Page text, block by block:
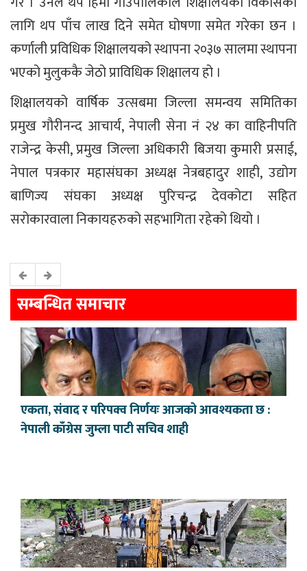
लागि थप पाँच लाख दिने समेत घोषणा समेत गरेका छन ।
कर्णाली प्रविधिक शिक्षालयको स्थापना २०३७ सालमा स्थापना
भएको मुलुककै जेठो प्राविधिक शिक्षालय हो ।
शिक्षालयको वार्षिक उत्सबमा जिल्ला समन्वय समितिका
प्रमुख गौरीनन्द आचार्य, नेपाली सेना नं २४ का वाहिनीपति
राजेन्द्र केसी, प्रमुख जिल्ला अधिकारी बिजया कुमारी प्रसाई,
नेपाल पत्रकार महासंघका अध्यक्ष नेत्रबहादुर शाही, उद्योग
बाणिज्य संघका अध्यक्ष पुरिचन्द्र देवकोटा सहित
सरोकारवाला निकायहरुको सहभागिता रहेको थियो ।
सम्बन्धित समाचार
एकता, संवाद र परिपक्व निर्णयः आजको आवश्यकता छ :
नेपाली काँग्रेस जुम्ला पाटी सचिव शाही